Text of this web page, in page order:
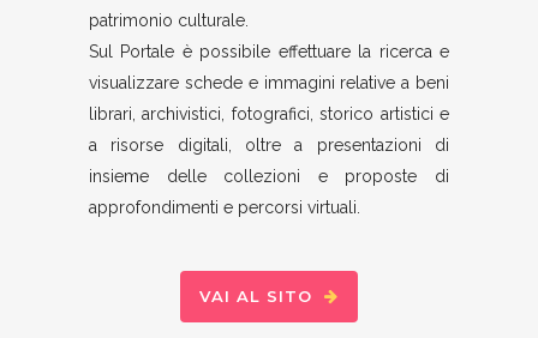
patrimonio culturale.
Sul Portale è possibile effettuare la ricerca e
visualizzare schede e immagini relative a beni
librari, archivistici, fotografici, storico artistici e
a risorse digitali, oltre a presentazioni di
insieme delle collezioni e proposte di
approfondimenti e percorsi virtuali.
VAI AL SITO